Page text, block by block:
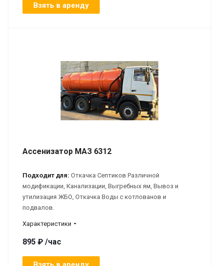
Взять в аренду
Ассенизатор МАЗ 6312
Подходит для: Откачка Септиков Различной
модификации, Канализации, Выгребных ям, Вывоз и
утилизация ЖБО, Откачка Воды с котлованов и
подвалов.
Характеристики
895 ₽ /час